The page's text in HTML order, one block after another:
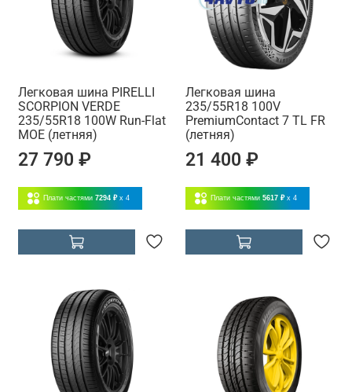
Легковая шина PIRELLI
SCORPION VERDE
235/55R18 100W Run-Flat
MOE (летняя)
27 790 ₽
Плати частями 7294 ₽ x 4
Легковая шина
235/55R18 100V
PremiumContact 7 TL FR
(летняя)
21 400 ₽
Плати частями 5617 ₽ x 4